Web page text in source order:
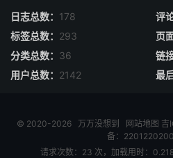
日志总数： 178 评
标签总数： 293 页
分类总数： 36 链
用户总数： 2142 最
© 2020-2026 万万没想到 网站地图 吉
备：
请求次数：23 次，加载用时：